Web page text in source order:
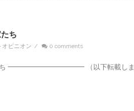
ち
オピニオン / 0 comments
家たち ━━━━━━━━━━━ （以下転